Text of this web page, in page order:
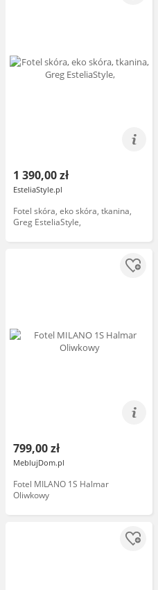
1 390,00 zł
EsteliaStyle.pl
Fotel skóra, eko skóra, tkanina,
Greg EsteliaStyle,
799,00 zł
MeblujDom.pl
Fotel MILANO 1S Halmar
Oliwkowy